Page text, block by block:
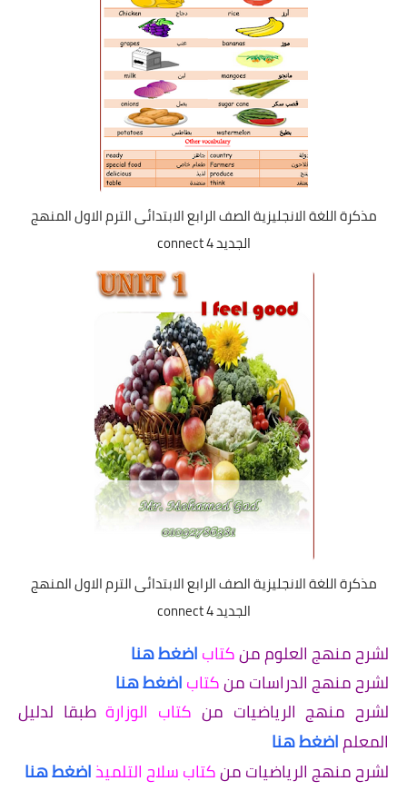
مذكرة اللغة الانجليزية الصف الرابع الابتدائى الترم الاول المنهج
الجديد connect 4
مذكرة اللغة الانجليزية الصف الرابع الابتدائى الترم الاول المنهج
الجديد connect 4
لشرح منهج العلوم منكتاباضغط هنا
لشرح منهج الدراسات منكتاباضغط هنا
لشرح منهج الرياضيات من كتاب الوزارةطبقا لدليل
المعلماضغط هنا
لشرح منهج الرياضيات منكتاب سلاح التلميذاضغط هنا